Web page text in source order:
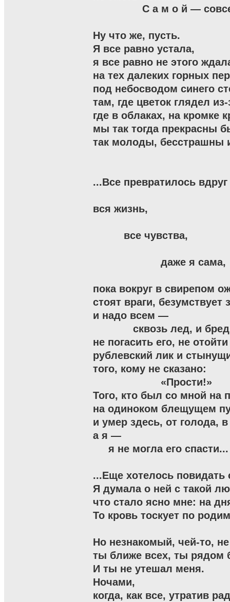
С а м о й —
Ну что же, пусть.
Я все равно устала,
я все равно не этого
на тех далеких горных
под небосводом синего
там, где цветок глядел из-
где в облаках, на кромке
мы так тогда прекрасны
так молоды, бесстрашны
...Все превратилось
вся жизнь,
          все чувства,
                      даже я сама,
пока вокруг в свирепом
стоят враги, безумствует
и надо всем —
сквозь лед, и
не погасить его, не
рублевский лик и
того, кому не сказано:
                      «Прости!»
Того, кто был со мной на
на одиноком блещущем
и умер здесь, от голода,
а я —
     я не могла его спасти...
...Еще хотелось повидать
Я думала о ней с такой
что стало ясно мне: на
То кровь тоскует по
Но незнакомый, чей-то,
ты ближе всех, ты рядом
И ты не утешал меня.
Ночами,
когда, как все, утратив